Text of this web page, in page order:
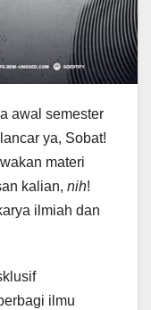
awal semester
ya, Sobat!
materi
kalian, nih!
ilmiah dan
ilmu